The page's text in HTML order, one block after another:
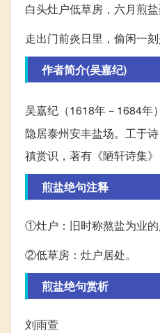
白头灶户低草房，六月煎盐
走出门前炎日里，偷闲一刻
作者简介(吴嘉纪)
吴嘉纪（1618年－1684年
隐居泰州安丰盐场。工于
禛赏识，著有《陋轩诗集
煎盐绝句注释
①灶户：旧时称熬盐为业的
②低草房：灶户居处。
煎盐绝句赏析
刘雨萱